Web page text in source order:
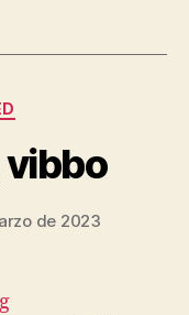
de 2023